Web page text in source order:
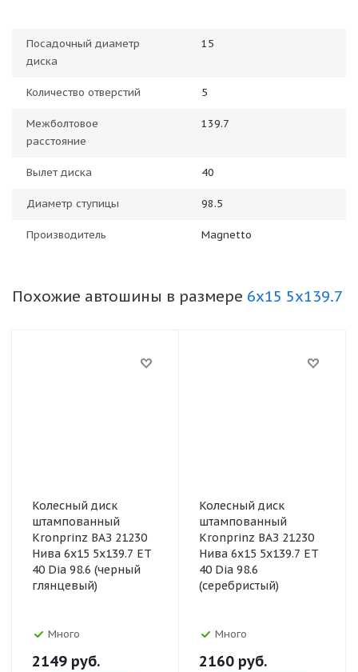
Посадочный диаметр
диска
15
Количество отверстий 5
Межболтовое
расстояние
139.7
Вылет диска 40
Диаметр ступицы 98.5
Производитель Magnetto
Похожие автошины в размере 6x15 5x139.7
Колесный диск
штампованный
Kronprinz ВАЗ 21230
Нива 6x15 5x139.7 ET
40 Dia 98.6 (черный
глянцевый)
Много
2149 руб.
Колесный диск
штампованный
Kronprinz ВАЗ 21230
Нива 6x15 5x139.7 ET
40 Dia 98.6
(серебристый)
Много
2160 руб.